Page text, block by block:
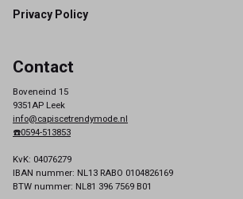
Privacy Policy
Contact
Boveneind 15
9351AP Leek
info@capiscetrendymode.nl
☎️0594-513853
KvK: 04076279
IBAN nummer: NL13 RABO 0104826169
BTW nummer: NL81 396 7569 B01